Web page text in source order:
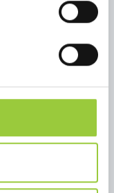
esimerkiksi